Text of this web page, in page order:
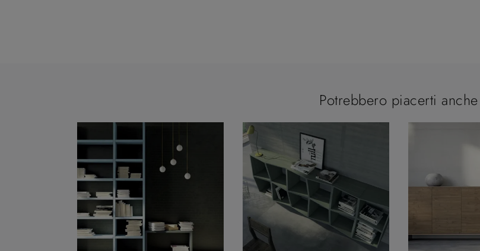
Potrebbero piacerti anche